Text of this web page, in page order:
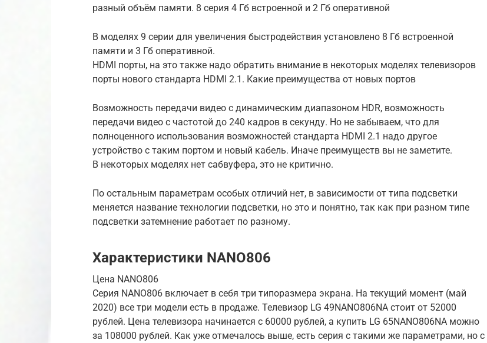
разный объём памяти. 8 серия 4 Гб встроенной и 2 Гб оперативной
В моделях 9 серии для увеличения быстродействия установлено 8 Гб встроенной
памяти и 3 Гб оперативной.
HDMI порты, на это также надо обратить внимание в некоторых моделях телевизоров
порты нового стандарта HDMI 2.1. Какие преимущества от новых портов
Возможность передачи видео с динамическим диапазоном HDR, возможность
передачи видео с частотой до 240 кадров в секунду. Но не забываем, что для
полноценного использования возможностей стандарта HDMI 2.1 надо другое
устройство с таким портом и новый кабель. Иначе преимуществ вы не заметите.
В некоторых моделях нет сабвуфера, это не критично.
По остальным параметрам особых отличий нет, в зависимости от типа подсветки
меняется название технологии подсветки, но это и понятно, так как при разном типе
подсветки затемнение работает по разному.
Характеристики NANO806
Цена NANO806
Серия NANO806 включает в себя три типоразмера экрана. На текущий момент (май
2020) все три модели есть в продаже. Телевизор LG 49NANO806NA стоит от 52000
рублей. Цена телевизора начинается с 60000 рублей, а купить LG 65NANO806NA можно
за 108000 рублей. Как уже отмечалось выше, есть серия с такими же параметрами, но с